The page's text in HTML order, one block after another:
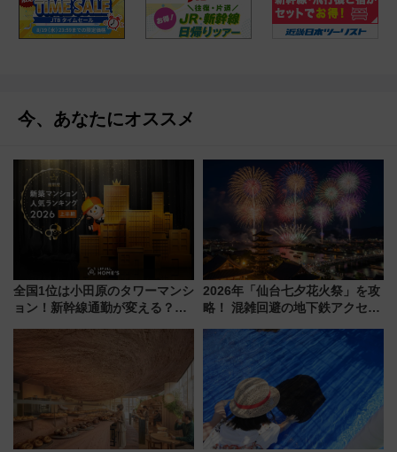
今、あなたにオススメ
全国1位は小田原のタワーマンシ
ョン！新幹線通勤が変える？
2026年「仙台七夕花火祭」を攻
略！ 混雑回避の地下鉄アクセス
火前に楽しむ仙台観光ルートま
で解説！